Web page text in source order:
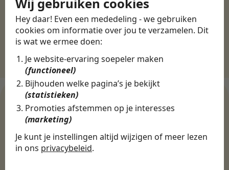
Hey daar! Even een mededeling - we gebruiken
cookies om informatie over jou te verzamelen. Dit
is wat we ermee doen:
Je website-ervaring soepeler maken
(functioneel)
Bijhouden welke pagina’s je bekijkt
(statistieken)
Promoties afstemmen op je interesses
(marketing)
Je kunt je instellingen altijd wijzigen of meer lezen
in ons privacybeleid.
Ontdek meer dan 500+
werkgevers